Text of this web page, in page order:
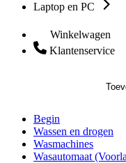
Laptop en PC
Winkelwagen
Klantenservice
Begin
Wassen en drogen
Wasmachines
Wasautomaat